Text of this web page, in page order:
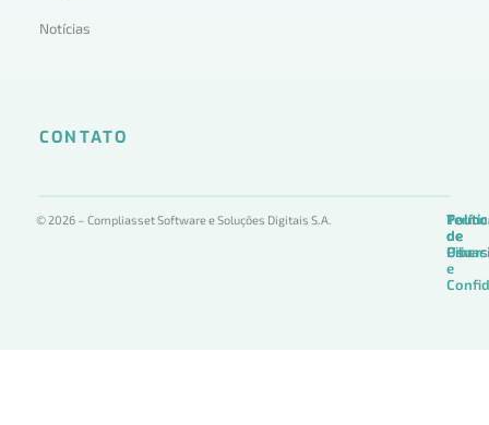
Notícias
CONTATO
© 2026 – Compliasset Software e Soluções Digitais S.A.
de
Uso
de
de
e